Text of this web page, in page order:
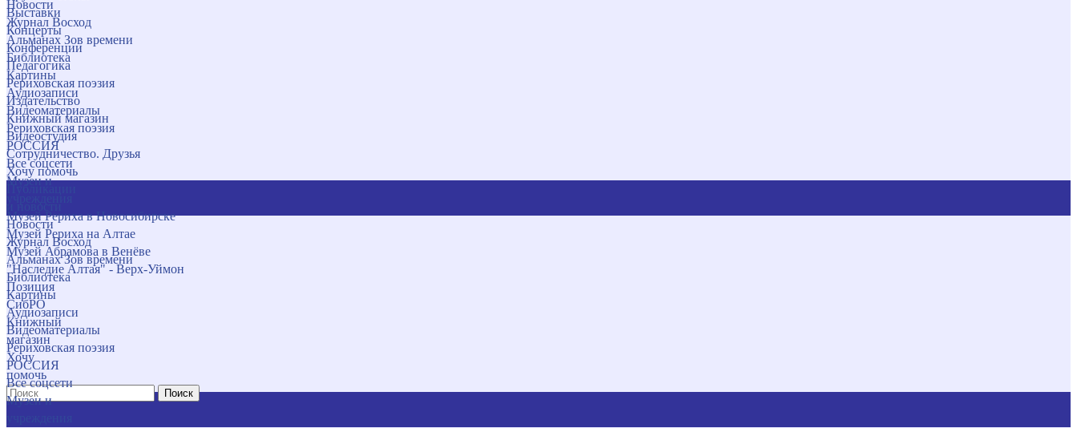
Новости
Журнал Восход
Альманах Зов времени
Библиотека
Картины
Аудиозаписи
Видеоматериалы
Рериховская поэзия
РОССИЯ
Все соцсети
Музеи и
Музей Рериха в Новосибирске
Музей Рериха на Алтае
Музей Абрамова в Венёве
"Наследие Алтая" - Верх-Уймон
Позиция
СибРО
Книжный
магазин
Хочу
помочь
Поиск
Выставки
Концерты
Конференции
Педагогика
Рериховская поэзия
Издательство
Книжный магазин
Видеостудия
Сотрудничество. Друзья
Хочу помочь
Новости
Журнал Восход
Альманах Зов времени
Библиотека
Картины
Аудиозаписи
Видеоматериалы
Рериховская поэзия
РОССИЯ
Все соцсети
Музеи и